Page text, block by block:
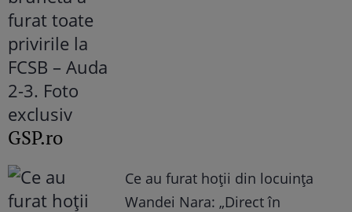
GSP.ro
Ce au furat hoții din locuința
Wandei Nara: „Direct în